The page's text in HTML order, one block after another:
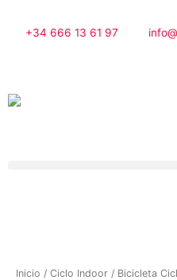
+34 666 13 61 97
Inicio / Ciclo Indoor / Bicicleta